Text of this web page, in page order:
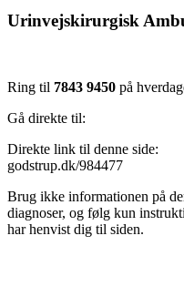
Urinvejskirurgisk
Ring til 7843 9450 på
Gå direkte til:
Direkte link til denne side:
godstrup.dk/984477
Brug ikke informationen på
diagnoser, og følg kun
har henvist dig til siden.